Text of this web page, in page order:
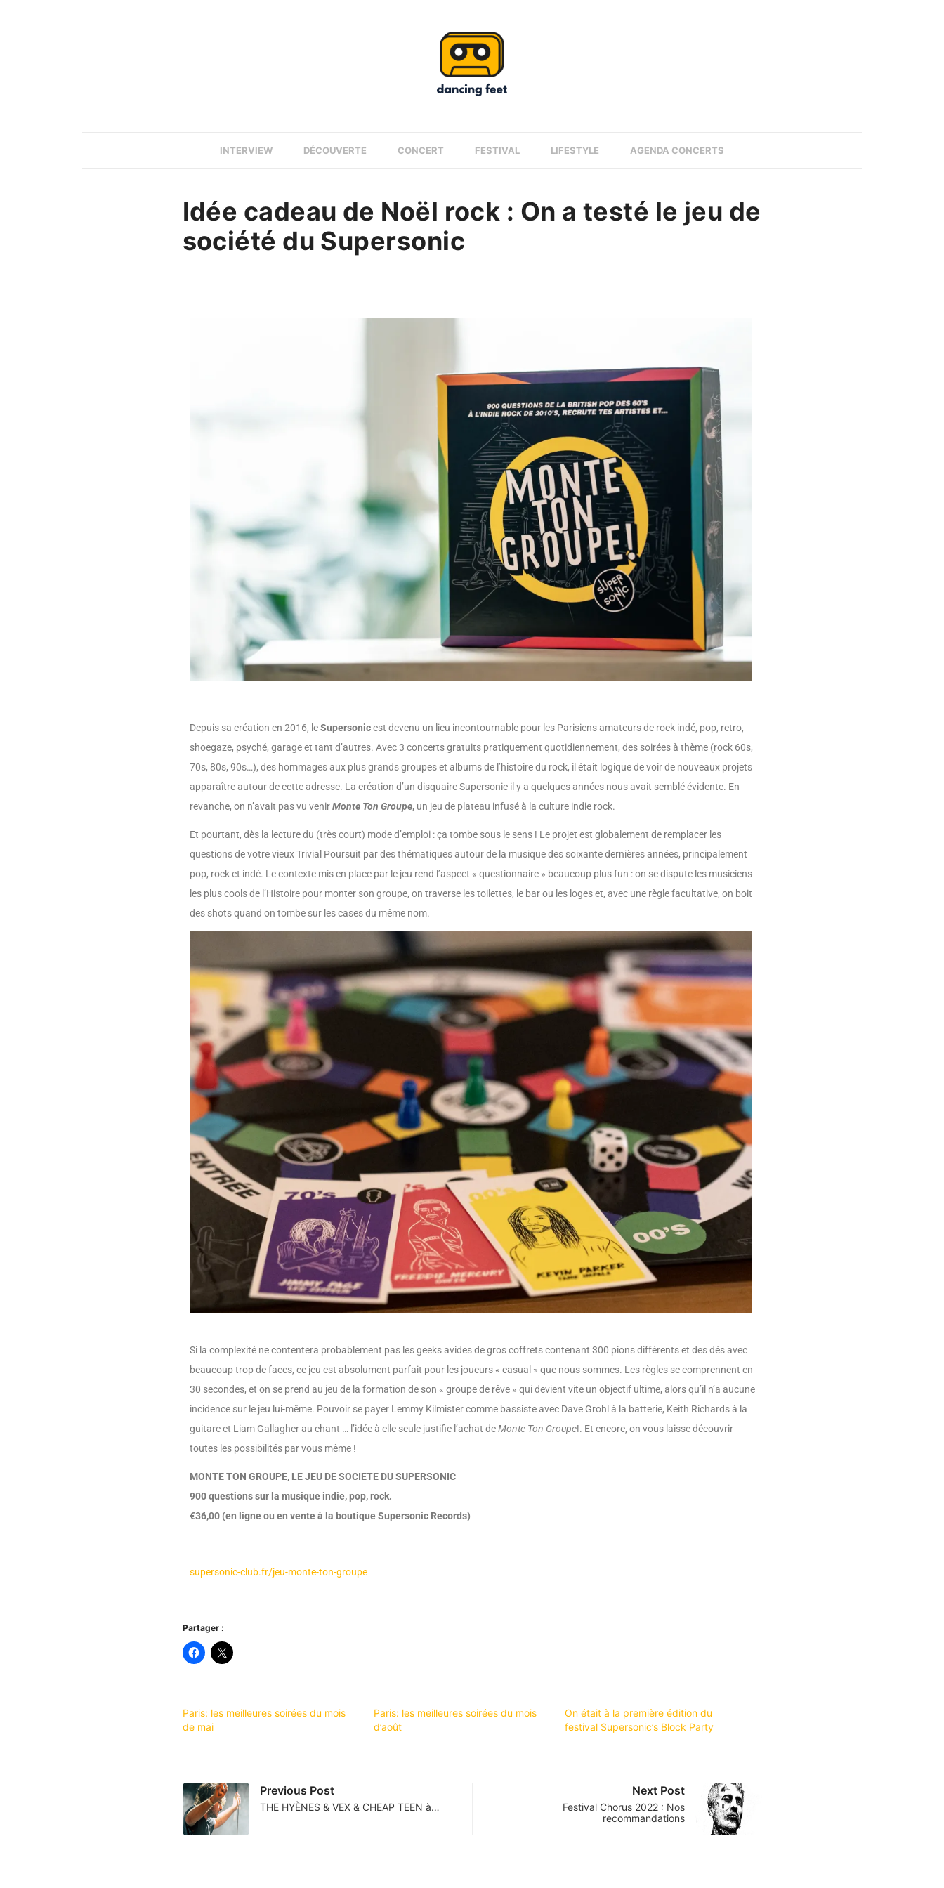
INTERVIEW DÉCOUVERTE CONCERT FESTIVAL LIFESTYLE AGENDA CONCERTS
Idée cadeau de Noël rock : On a testé le jeu de
société du Supersonic
Depuis sa création en 2016, leSupersonicest devenu un lieu incontournable pour les Parisiens amateurs de rock indé, pop, retro,
shoegaze, psyché, garage et tant d’autres. Avec 3 concerts gratuits pratiquement quotidiennement, des soirées à thème (rock 60s,
70s, 80s, 90s…), des hommages aux plus grands groupes et albums de l’histoire du rock, il était logique de voir de nouveaux projets
apparaître autour de cette adresse. La création d’un disquaire Supersonic il y a quelques années nous avait semblé évidente. En
revanche, on n’avait pas vu venirMonte Ton Groupe, un jeu de plateau infusé à la culture indie rock.
Et pourtant, dès la lecture du (très court) mode d’emploi : ça tombe sous le sens ! Le projet est globalement de remplacer les
questions de votre vieux Trivial Poursuit par des thématiques autour de la musique des soixante dernières années, principalement
pop, rock et indé. Le contexte mis en place par le jeu rend l’aspect « questionnaire » beaucoup plus fun : on se dispute les musiciens
les plus cools de l’Histoire pour monter son groupe, on traverse les toilettes, le bar ou les loges et, avec une règle facultative, on boit
des shots quand on tombe sur les cases du même nom.
Si la complexité ne contentera probablement pas les geeks avides de gros coffrets contenant 300 pions différents et des dés avec
beaucoup trop de faces, ce jeu est absolument parfait pour les joueurs « casual » que nous sommes. Les règles se comprennent en
30 secondes, et on se prend au jeu de la formation de son « groupe de rêve » qui devient vite un objectif ultime, alors qu’il n’a aucune
incidence sur le jeu lui-même. Pouvoir se payer Lemmy Kilmister comme bassiste avec Dave Grohl à la batterie, Keith Richards à la
guitare et Liam Gallagher au chant … l’idée à elle seule justifie l’achat deMonte Ton Groupe!. Et encore, on vous laisse découvrir
toutes les possibilités par vous même !
MONTE TON GROUPE, LE JEU DE SOCIETE DU SUPERSONIC
900 questions sur la musique indie, pop, rock.
€36,00 (en ligne ou en vente à la boutique Supersonic Records)
supersonic-club.fr/jeu-monte-ton-groupe
Partager :
Paris: les meilleures soirées du mois
de mai
Paris: les meilleures soirées du mois
d’août
On était à la première édition du
festival Supersonic’s Block Party
Previous Post
THE HYÈNES & VEX & CHEAP TEEN à…
Next Post
Festival Chorus 2022 : Nos
recommandations